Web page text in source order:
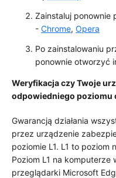
Zainstaluj ponownie
- Chrome, Opera
Po zainstalowaniu
ponownie otworzyć
Weryfikacja czy Twoje
odpowiedniego poziomu
Gwarancją działania
przez urządzenie
poziomie L1. L1 to poziom
Poziom L1 na komputerze
przeglądarki Microsoft